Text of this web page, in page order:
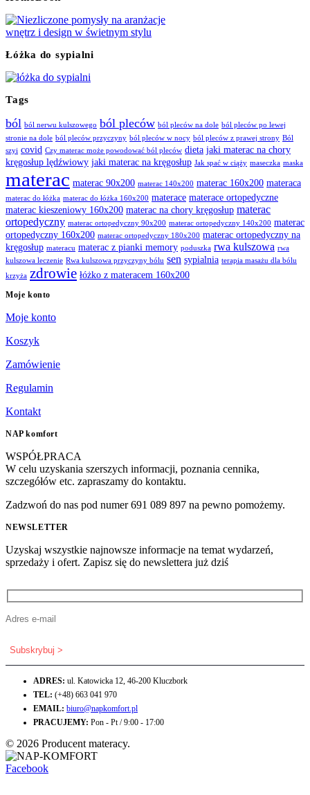
Łóżka do sypialni
Tags
ból ból nerwu kulszowego ból pleców ból pleców na dole ból pleców po lewej
stronie na dole ból pleców przyczyny ból pleców w nocy ból pleców z prawej strony Ból
szyi covid Czy materac może powodować ból pleców dieta jaki materac na chory
kręgosłup lędźwiowy jaki materac na kręgosłup Jak spać w ciąży maseczka maska
materac materac 90x200 materac 140x200 materac 160x200 materaca
materac do łóżka materac do łóżka 160x200 materace materace ortopedyczne
materac kieszeniowy 160x200 materac na chory kręgosłup materac
ortopedyczny materac ortopedyczny 90x200 materac ortopedyczny 140x200 materac
ortopedyczny 160x200 materac ortopedyczny 180x200 materac ortopedyczny na
kręgosłup materacu materac z pianki memory poduszka rwa kulszowa rwa
kulszowa leczenie Rwa kulszowa przyczyny bólu sen sypialnia terapia masażu dla bólu
krzyża zdrowie łóżko z materacem 160x200
Moje konto
Moje konto
Koszyk
Zamówienie
Regulamin
Kontakt
NAP komfort
WSPÓŁPRACA
W celu uzyskania szerszych informacji, poznania cennika,
szczegółów etc. zapraszamy do kontaktu.
Zadzwoń do nas pod numer 691 089 897 na pewno pomożemy.
NEWSLETTER
Uzyskaj wszystkie najnowsze informacje na temat wydarzeń,
sprzedaży i ofert. Zapisz się do newslettera już dziś
ADRES: ul. Katowicka 12, 46-200 Kluczbork
TEL: (+48) 663 041 970
EMAIL: biuro@napkomfort.pl
PRACUJEMY: Pon - Pt / 9:00 - 17:00
© 2026 Producent materacy.
Facebook